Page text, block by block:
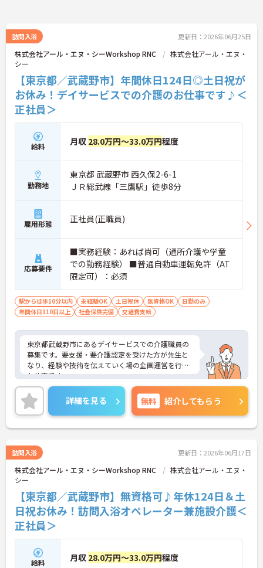
訪問入浴 更新日：2026年06月25日
株式会社アール・エヌ・シーWorkshop RNC
株式会社アール・エヌ・
シー
【東京都／武蔵野市】年間休日124日◎土日祝が
お休み！デイサービスでの介護のお仕事です♪＜
正社員＞
給料 月収 28.0万円～33.0万円程度
勤務地
東京都 武蔵野市 西久保2-6-1
ＪＲ総武線「三鷹駅」徒歩8分
雇用形態 正社員(正職員)
応募要件
■実務経験：あれば尚可（通所介護や学童
での勤務経験） ■普通自動車運転免許（AT
限定可）：必須
駅から徒歩10分以内 未経験OK 土日祝休 無資格OK
日勤のみ
年間休日110日以上
社会保険完備 交通費支給
東京都武蔵野市にあるデイサービスでの介護職員の
募集です。要支援・要介護認定を受けた方が先生と
なり、経験や技術を伝えていく場の企画運営を行う
お仕事です。
最寄駅より徒歩圏内とアクセスに便利な立地にあり
ます。年間休日124日、土日祝がお休みなので、プ
ライベートとのメリハリのある働き方ができます。
に詳細をお話しいたしますのでお気軽にご相談くだ
さい！
詳細を見る 無料 紹介してもらう
訪問入浴 更新日：2026年06月17日
株式会社アール・エヌ・シーWorkshop RNC
株式会社アール・エヌ・
シー
【東京都／武蔵野市】無資格可♪年休124日＆土
日祝お休み！訪問入浴オペレーター兼施設介護＜
正社員＞
給料 月収 28.0万円～33.0万円程度